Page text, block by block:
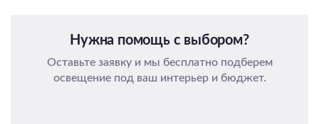
Нужна помощь с выбором?
Оставьте заявку и мы бесплатно подберем
освещение под ваш интерьер и бюджет.